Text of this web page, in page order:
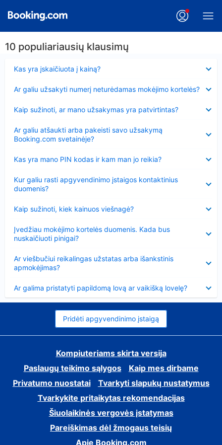
10 populiariausių klausimų
Kas yra įskaičiuota į kainą?
Ar galiu užsakyti numerį neturėdamas mokėjimo kortelės?
Kaip sužinoti, ar mano užsakymas yra patvirtintas?
Ar galiu atšaukti arba pakeisti savo užsakymą
Booking.com svetainėje?
Kas yra mano PIN kodas ir kam man jo reikia?
Kur galiu rasti apgyvendinimo įstaigos kontaktinius
duomenis?
Kaip sužinoti, kiek kainuos viešnagė?
Įvedžiau mokėjimo kortelės duomenis. Kada bus
nuskaičiuoti pinigai?
Ar viešbučiui reikalingas užstatas arba išankstinis
apmokėjimas?
Ar galima pristatyti papildomą lovą ar vaikišką lovelę?
Pridėti apgyvendinimo įstaigą
Kompiuteriams skirta versija
Paslaugų teikimo sąlygos
Kaip mes dirbame
Privatumo nuostatai
Tvarkyti slapukų nustatymus
Tvarkykite pritaikytas rekomendacijas
Šiuolaikinės vergovės įstatymas
Pareiškimas dėl žmogaus teisių
Apie Booking.com